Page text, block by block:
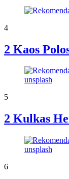
4
2 Kaos
5
2 Kulkas
6